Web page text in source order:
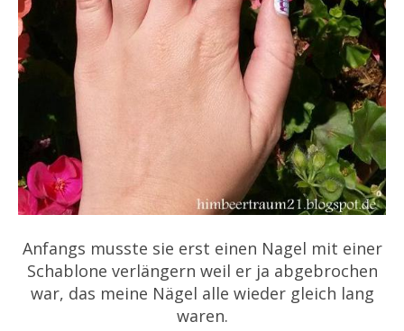
Anfangs musste sie erst einen Nagel mit einer
Schablone verlängern weil er ja abgebrochen
war, das meine Nägel alle wieder gleich lang
waren.